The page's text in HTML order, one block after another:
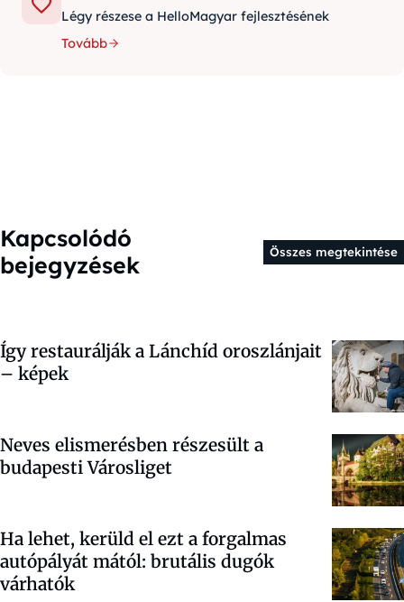
Légy részese a HelloMagyar fejlesztésének
Tovább
Kapcsolódó
bejegyzések
Összes megtekintése
Így restaurálják a Lánchíd oroszlánjait
– képek
Neves elismerésben részesült a
budapesti Városliget
Ha lehet, kerüld el ezt a forgalmas
autópályát mától: brutális dugók
várhatók